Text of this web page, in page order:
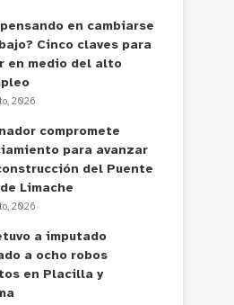
en cambiarse
Cinco claves para
en medio del alto
2026
compromete
para avanzar
del Puente
Limache
2026
a imputado
a ocho robos
en Placilla y